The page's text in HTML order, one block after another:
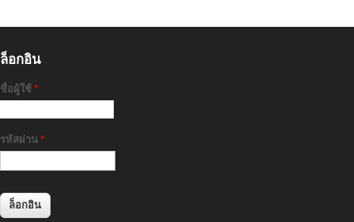
ล็อกอิน
ชื่อผู้ใช้ *
รหัสผ่าน *